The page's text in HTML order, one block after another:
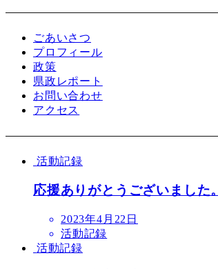
ごあいさつ
プロフィール
政策
県政レポート
お問い合わせ
アクセス
活動記録
応援ありがとうございました。
2023年4月22日
活動記録
活動記録